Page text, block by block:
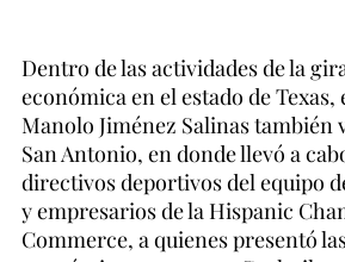
Dentro de las actividades de la
económica en el estado de
Manolo Jiménez Salinas también
San Antonio, en donde llevó a
directivos deportivos del equipo
y empresarios de la Hispanic
Commerce, a quienes presentó